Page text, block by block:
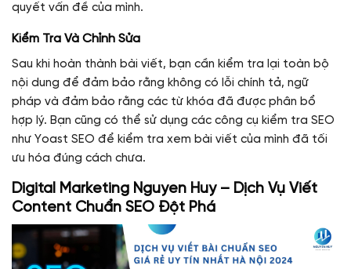
quyết vấn đề của mình.
Kiểm Tra Và Chỉnh Sửa
Sau khi hoàn thành bài viết, bạn cần kiểm tra lại toàn bộ
nội dung để đảm bảo rằng không có lỗi chính tả, ngữ
pháp và đảm bảo rằng các từ khóa đã được phân bổ
hợp lý. Bạn cũng có thể sử dụng các công cụ kiểm tra SEO
như Yoast SEO để kiểm tra xem bài viết của mình đã tối
ưu hóa đúng cách chưa.
Digital Marketing Nguyen Huy – Dịch Vụ Viết
Content Chuẩn SEO Đột Phá